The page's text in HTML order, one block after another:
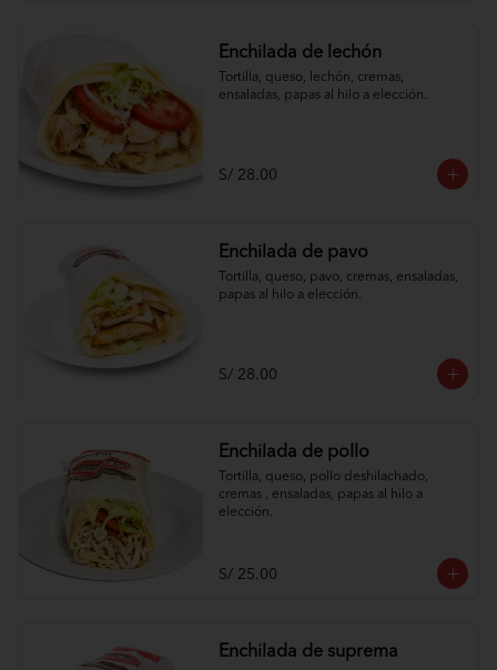
Enchilada de lechón
Tortilla, queso, lechón, cremas,
ensaladas, papas al hilo a elección.
S/ 28.00
Enchilada de pavo
Tortilla, queso, pavo, cremas, ensaladas,
papas al hilo a elección.
S/ 28.00
Enchilada de pollo
Tortilla, queso, pollo deshilachado,
cremas , ensaladas, papas al hilo a
elección.
S/ 25.00
Enchilada de suprema